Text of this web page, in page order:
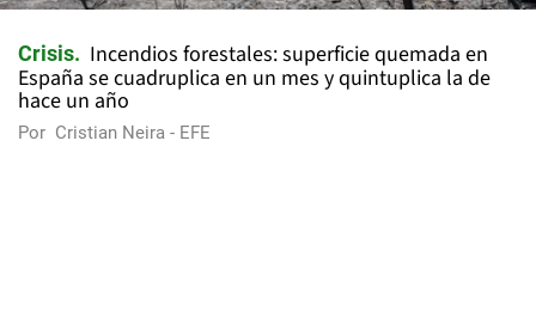
Crisis
Incendios forestales: superficie quemada en
España se cuadruplica en un mes y quintuplica la de
hace un año
Por Cristian Neira - EFE